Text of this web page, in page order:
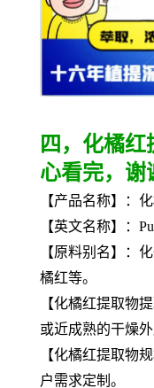
四，化橘
心看完，谢
【产品名称】：
【英文名称】：
【原料别名】：
橘红等。
【化橘红提取物
或近成熟的干燥外
【化橘红提取物
户需求定制。